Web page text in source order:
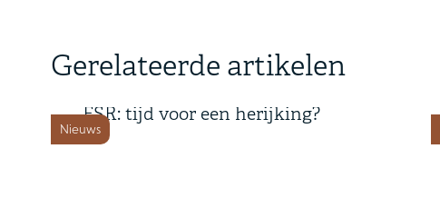
Gerelateerde artikelen
Nieuws
6 augustus 2026
FSR: tijd voor een herijking?